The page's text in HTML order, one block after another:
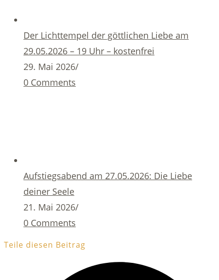
Der Lichttempel der göttlichen Liebe am
29.05.2026 – 19 Uhr – kostenfrei
29. Mai 2026/
0 Comments
Aufstiegsabend am 27.05.2026: Die Liebe
deiner Seele
21. Mai 2026/
0 Comments
Teile diesen Beitrag